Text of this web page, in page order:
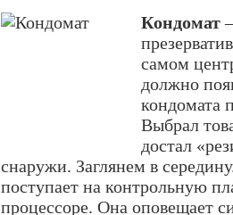
Кондомат
самом
должно
кондомата
Выбрал
достал
снаружи. Заглянем в
поступает на контрольную
процессоре. Она оповещает